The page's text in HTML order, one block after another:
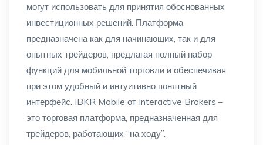
могут использовать для принятия обоснованных
инвестиционных решений. Платформа
предназначена как для начинающих, так и для
опытных трейдеров, предлагая полный набор
функций для мобильной торговли и обеспечивая
при этом удобный и интуитивно понятный
интерфейс. IBKR Mobile от Interactive Brokers –
это торговая платформа, предназначенная для
трейдеров, работающих “на ходу”.